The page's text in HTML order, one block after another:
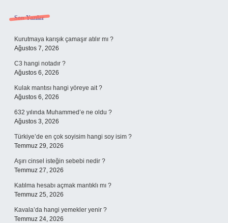
Sidebar
Son Yazılar
Kurutmaya karışık çamaşır atılır mı ?
Ağustos 7, 2026
C3 hangi notadır ?
Ağustos 6, 2026
Kulak mantısı hangi yöreye ait ?
Ağustos 6, 2026
632 yılında Muhammed’e ne oldu ?
Ağustos 3, 2026
Türkiye’de en çok soyisim hangi soy isim ?
Temmuz 29, 2026
Aşırı cinsel isteğin sebebi nedir ?
Temmuz 27, 2026
Katılma hesabı açmak mantıklı mı ?
Temmuz 25, 2026
Kavala’da hangi yemekler yenir ?
Temmuz 24, 2026